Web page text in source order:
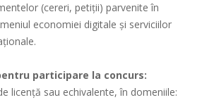
(cereri, petiții) parvenite în
economiei digitale și serviciilor
participare la concurs:
licenţă sau echivalente, în domeniile: